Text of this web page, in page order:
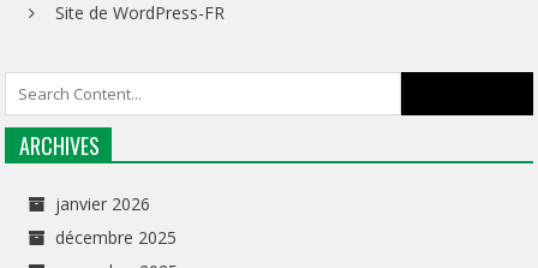
Site de WordPress-FR
ARCHIVES
janvier 2026
décembre 2025